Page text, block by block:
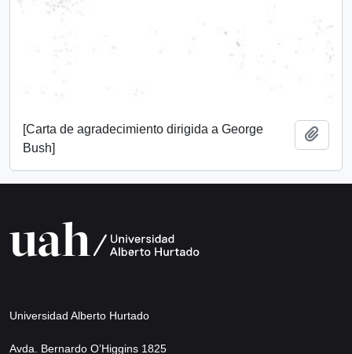
[Carta de agradecimiento dirigida a George
Bush]
Universidad Alberto Hurtado
Avda. Bernardo O’Higgins 1825